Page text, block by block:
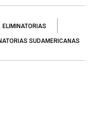
ELIMINATORIAS
SUDAMERICANAS